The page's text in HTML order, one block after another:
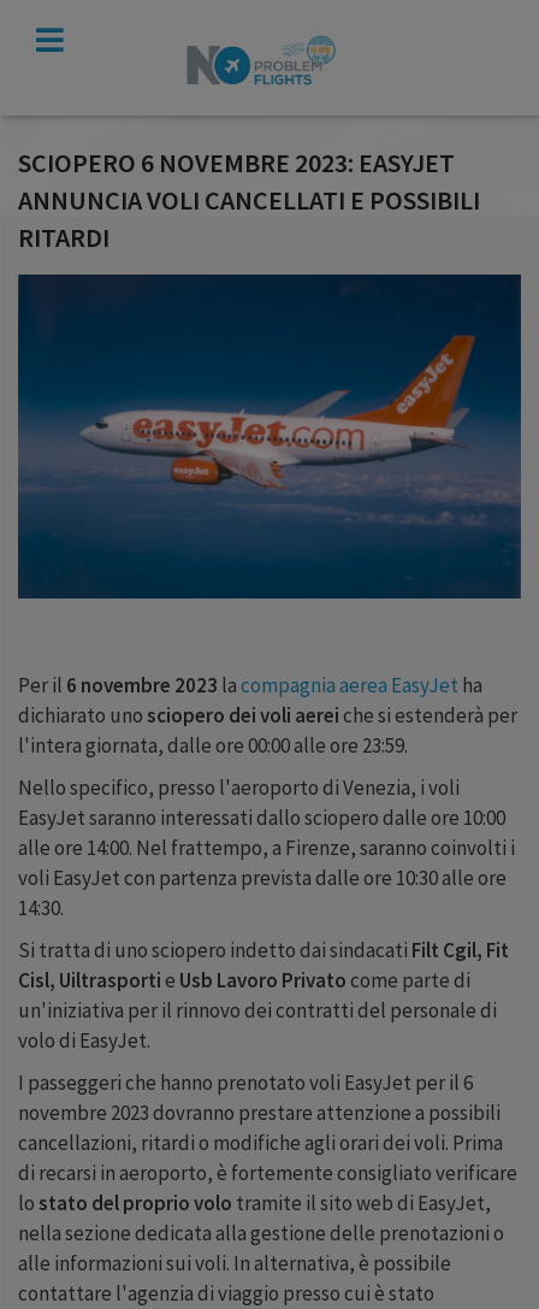
SCIOPERO 6 NOVEMBRE 2023: EASYJET
ANNUNCIA VOLI CANCELLATI E POSSIBILI
RITARDI
Per il 6 novembre 2023 lacompagnia aerea EasyJet ha
dichiarato uno sciopero dei voli aereiche si estenderà per
l'intera giornata, dalle ore 00:00 alle ore 23:59.
Nello specifico, presso l'aeroporto di Venezia, i voli
EasyJet saranno interessati dallo sciopero dalle ore 10:00
alle ore 14:00. Nel frattempo, a Firenze, saranno coinvolti i
voli EasyJet con partenza prevista dalle ore 10:30 alle ore
14:30.
Si tratta di uno sciopero indetto dai sindacati Filt Cgil, Fit
Cisl, Uiltrasportie Usb Lavoro Privatocome parte di
un'iniziativa per il rinnovo dei contratti del personale di
volo di EasyJet.
I passeggeri che hanno prenotato voli EasyJet per il 6
novembre 2023 dovranno prestare attenzione a possibili
cancellazioni, ritardi o modifiche agli orari dei voli. Prima
di recarsi in aeroporto, è fortemente consigliato verificare
lo stato del proprio volo tramite il sito web di EasyJet,
nella sezione dedicata alla gestione delle prenotazioni o
alle informazioni sui voli. In alternativa, è possibile
contattare l'agenzia di viaggio presso cui è stato